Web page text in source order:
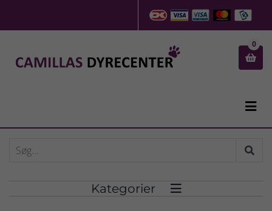

0

Kategorier 